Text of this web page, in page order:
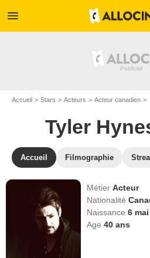
menu
Accueil Stars Acteurs Acteur canadien
Tyler
Accueil Filmographie
MétierActeur
Nationalité
Naissance6
Age40 ans